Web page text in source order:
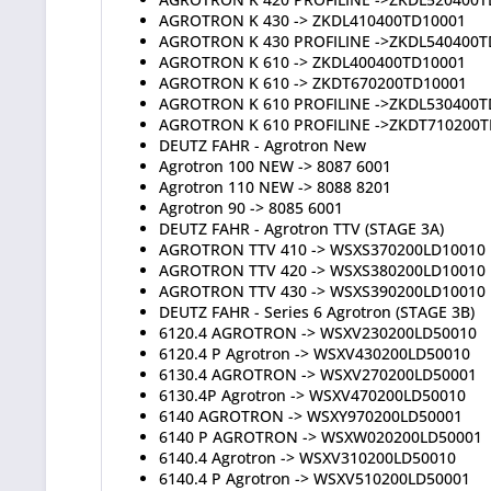
AGROTRON K 430 -> ZKDL410400TD10001
AGROTRON K 430 PROFILINE -
AGROTRON K 610 -> ZKDL400400TD10001
AGROTRON K 610 -> ZKDT670200TD10001
AGROTRON K 610 PROFILINE -
AGROTRON K 610 PROFILINE -
DEUTZ FAHR - Agrotron New
Agrotron 100 NEW -> 8087 6001
Agrotron 110 NEW -> 8088 8201
Agrotron 90 -> 8085 6001
DEUTZ FAHR - Agrotron TTV (STAGE 3A)
AGROTRON TTV 410 -> WSXS370200LD10010
AGROTRON TTV 420 -> WSXS380200LD10010
AGROTRON TTV 430 -> WSXS390200LD10010
DEUTZ FAHR - Series 6 Agrotron (STAGE 3B)
6120.4 AGROTRON -> WSXV230200LD50010
6120.4 P Agrotron -> WSXV430200LD50010
6130.4 AGROTRON -> WSXV270200LD50001
6130.4P Agrotron -> WSXV470200LD50010
6140 AGROTRON -> WSXY970200LD50001
6140 P AGROTRON -> WSXW020200LD50001
6140.4 Agrotron -> WSXV310200LD50010
6140.4 P Agrotron -> WSXV510200LD50001